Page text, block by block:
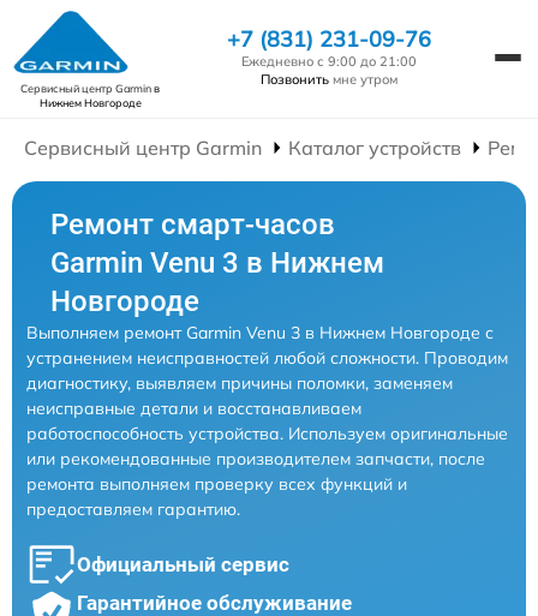
Сервисный центр Garminв
Нижнем Новгороде
+7 (831) 231-09-76
Ежедневно с 9:00 до 21:00
Позвонить мне утром
Сервисный центр Garmin Каталог устройств
Ремонт смарт-часов
Garmin Venu 3 в Нижнем
Новгороде
Выполняем ремонт Garmin Venu 3 в Нижнем Новгороде с
устранением неисправностей любой сложности. Проводим
диагностику, выявляем причины поломки, заменяем
неисправные детали и восстанавливаем
работоспособность устройства. Используем оригинальные
или рекомендованные производителем запчасти, после
ремонта выполняем проверку всех функций и
предоставляем гарантию.
Официальный сервис
Гарантийное обслуживание